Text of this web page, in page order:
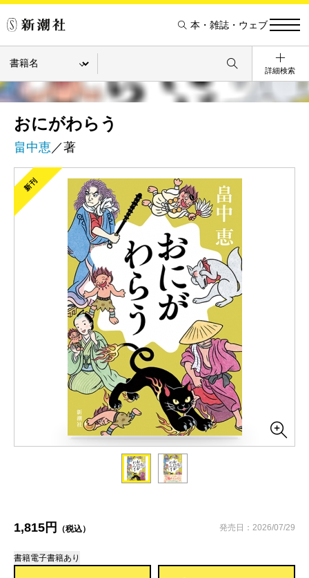
本・雑誌・ウェブ
詳細検索
おにがわらう
畠中恵／著
新刊
1,815円 （税込） 発売日：2026/07/29
書籍電子書籍あり